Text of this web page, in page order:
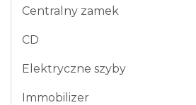
Centralny zamek
CD
Elektryczne szyby
Immobilizer